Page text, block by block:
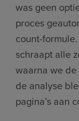
was geen
proces
count-
schraapt alle
waarna we
de analyse
pagina’s aan